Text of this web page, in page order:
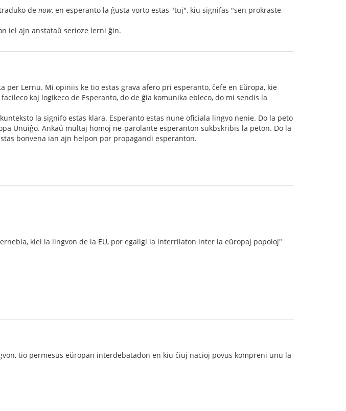
de now, en esperanto la ĝusta vorto estas "tuj", kiu signifas "sen prokraste
iel ajn anstataŭ serioze lerni ĝin.
Lernu. Mi opiniis ke tio estas grava afero pri esperanto, ĉefe en Eŭropa, kie
kaj logikeco de Esperanto, do de ĝia komunika ebleco, do mi sendis la
la signifo estas klara. Esperanto estas nune oficiala lingvo nenie. Do la peto
Unuiĝo. Ankaŭ multaj homoj ne-parolante esperanton sukbskribis la peton. Do la
bonvena ian ajn helpon por propagandi esperanton.
kiel la lingvon de la EU, por egaligi la interrilaton inter la eŭropaj popoloj"
tio permesus eŭropan interdebatadon en kiu ĉiuj nacioj povus kompreni unu la